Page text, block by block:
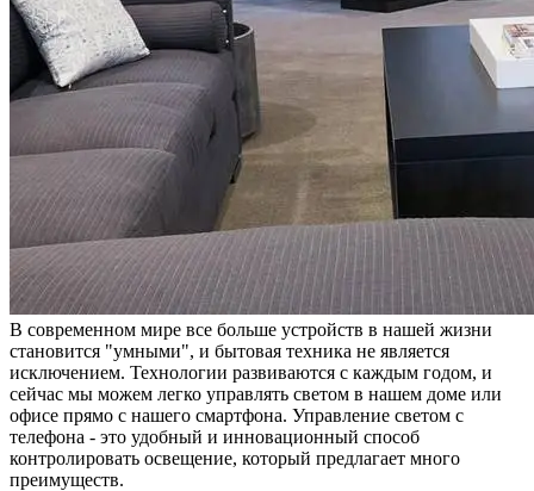
В современном мире все больше устройств в нашей жизни
становится "умными", и бытовая техника не является
исключением. Технологии развиваются с каждым годом, и
сейчас мы можем легко управлять светом в нашем доме или
офисе прямо с нашего смартфона. Управление светом с
телефона - это удобный и инновационный способ
контролировать освещение, который предлагает много
преимуществ.